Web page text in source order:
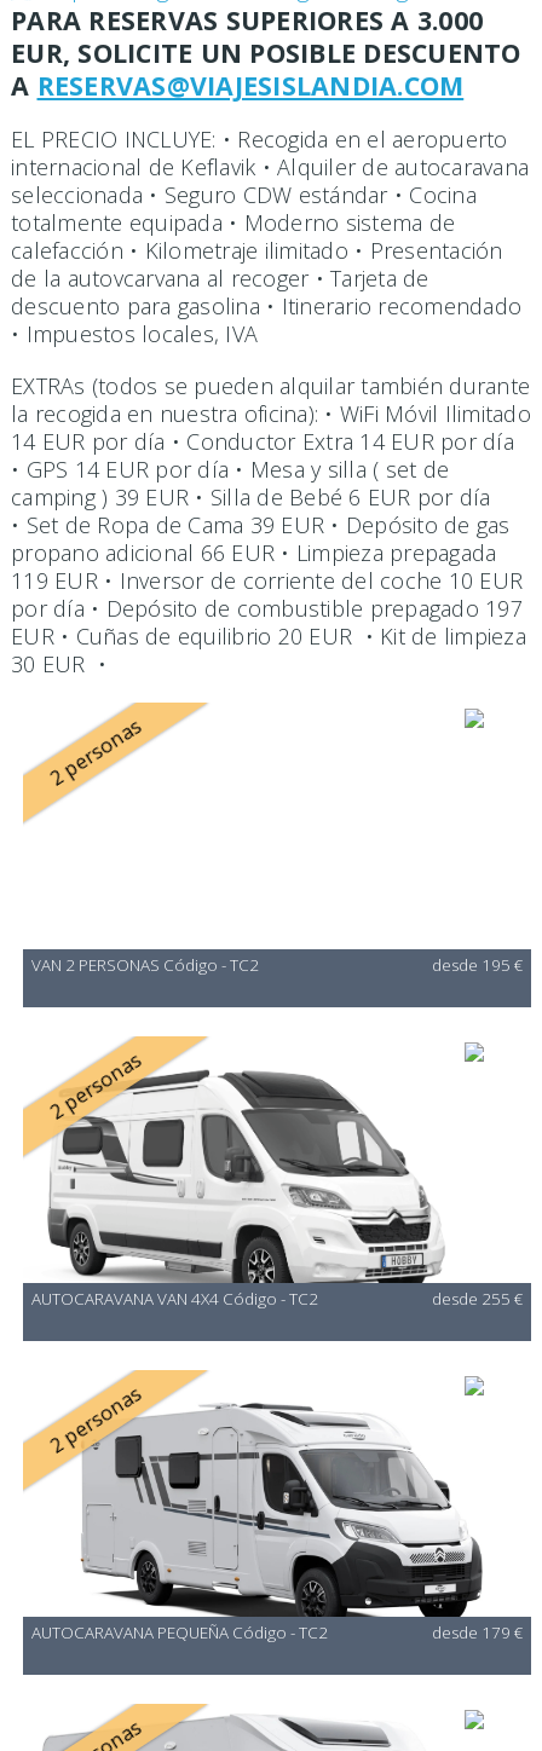
PARA RESERVAS SUPERIORES A 3.000
EUR, SOLICITE UN POSIBLE DESCUENTO
A RESERVAS@VIAJESISLANDIA.COM
EL PRECIO INCLUYE: • Recogida en el aeropuerto
internacional de Keflavik • Alquiler de autocaravana
seleccionada • Seguro CDW estándar • Cocina
totalmente equipada • Moderno sistema de
calefacción • Kilometraje ilimitado • Presentación
de la autovcarvana al recoger • Tarjeta de
descuento para gasolina • Itinerario recomendado
• Impuestos locales, IVA
EXTRAs (todos se pueden alquilar también durante
la recogida en nuestra oficina): • WiFi Móvil Ilimitado
14 EUR por día • Conductor Extra 14 EUR por día
• GPS 14 EUR por día • Mesa y silla ( set de
camping ) 39 EUR • Silla de Bebé 6 EUR por día
• Set de Ropa de Cama 39 EUR • Depósito de gas
propano adicional 66 EUR • Limpieza prepagada
119 EUR • Inversor de corriente del coche 10 EUR
por día • Depósito de combustible prepagado 197
EUR • Cuñas de equilibrio 20 EUR • Kit de limpieza
30 EUR •
2 personas
VAN 2 PERSONAS Código - TC2 desde 195 €
2 personas
AUTOCARAVANA VAN 4X4 Código - TC2 desde 255 €
2 personas
AUTOCARAVANA PEQUEÑA Código - TC2 desde 179 €